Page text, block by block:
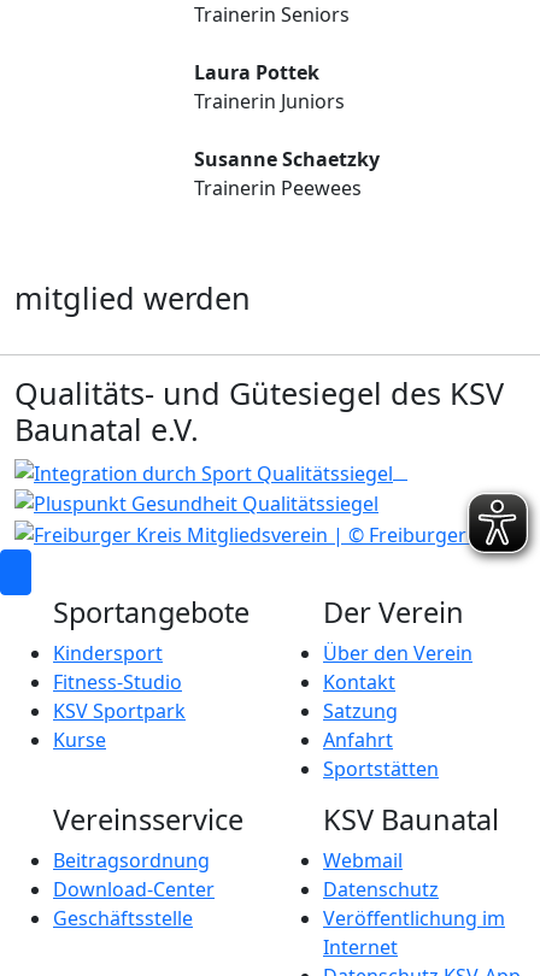
Trainerin Seniors
Laura Pottek
Trainerin Juniors
Susanne Schaetzky
Trainerin Peewees
mitglied werden
Qualitäts- und Gütesiegel des KSV
Baunatal e.V.
Sportangebote
Kindersport
Fitness-Studio
KSV Sportpark
Kurse
Der Verein
Über den Verein
Kontakt
Satzung
Anfahrt
Sportstätten
Vereinsservice
Beitragsordnung
Download-Center
Geschäftsstelle
KSV Baunatal
Webmail
Datenschutz
Veröffentlichung im
Internet